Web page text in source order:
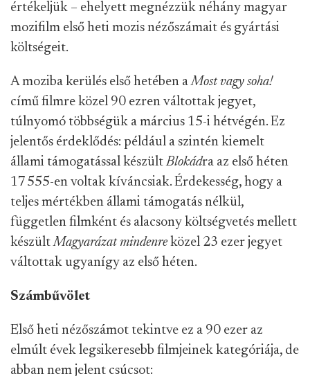
értékeljük – ehelyett megnézzük néhány magyar
mozifilm első heti mozis nézőszámait és gyártási
költségeit.
A moziba kerülés első hetében aMost vagy soha!
című filmre közel 90 ezren váltottak jegyet,
túlnyomó többségük a március 15-i hétvégén. Ez
jelentős érdeklődés: például a szintén kiemelt
állami támogatással készültBlokádra az első héten
17 555-en voltak kíváncsiak. Érdekesség, hogy a
teljes mértékben állami támogatás nélkül,
független filmként és alacsony költségvetés mellett
készültMagyarázat mindenre közel 23 ezer jegyet
váltottak ugyanígy az első héten.
Számbűvölet
Első heti nézőszámot tekintve ez a 90 ezer az
elmúlt évek legsikeresebb filmjeinek kategóriája, de
abban nem jelent csúcsot: